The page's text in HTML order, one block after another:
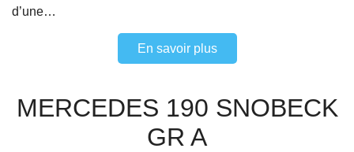
d’une…
En savoir plus
MERCEDES 190 SNOBECK
GR A